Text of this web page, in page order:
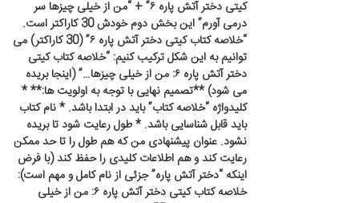
کیتی دختر آتش پاره ۶” + “من از خیلی چیزها سر
درمی آورم” این بخش دوم خودش 30 کاراکتر است.
“خلاصه کتاب کیتی دختر آتش پاره ۶” (30 کاراکتر) می
توانیم به این شکل ترکیب کنیم: “خلاصه کتاب کیتی
دختر آتش پاره ۶: من از خیلی چیزها…” (اینجا بریده
می شود) **تصمیم نهایی با توجه به اولویت ها:** *
کلیدواژه “خلاصه کتاب” باید در ابتدا باشد. * نام کتاب
باید قابل شناسایی باشد. * طول رعایت شود تا بریده
نشود. عنوان پیشنهادی من که هم طول را تا حد ممکن
رعایت کند و هم اطلاعات کلیدی را حفظ کند (با فرض
اینکه “دختر آتش پاره” جزئی از نام کامل و مهم است):
خلاصه کتاب کیتی دختر آتش پاره ۶: من از خیلی